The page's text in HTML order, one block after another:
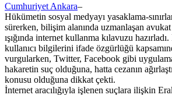
Cumhuriyet Ankara–
Hükümetin sosyal medyayı yasaklama-
sürerken, bilişim alanında uzmanlaşan
ışığında internet kullanma kılavuzu
kullanıcı bilgilerini ifade özgürlüğü
vurgularken, Twitter, Facebook gibi
hakaretin suç olduğuna, hatta cezanın
konusu olduğuna dikkat çekti.
İnternet aracılığıyla işlenen suçlara ilişkin